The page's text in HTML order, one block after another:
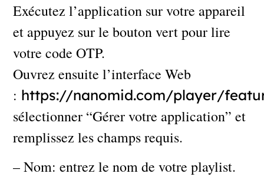
Exécutez l’application sur votre appareil
et appuyez sur le bouton vert pour lire
votre code OTP.
Ouvrez ensuite l’interface Web
: https://nanomid.com/player/
sélectionner “Gérer votre application” et
remplissez les champs requis.
– Nom: entrez le nom de votre playlist.